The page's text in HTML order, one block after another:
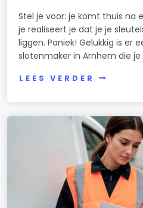
Stel je voor: je komt thuis na
je realiseert je dat je je
liggen. Paniek! Gelukkig is er
slotenmaker in Arnhem die
LEES VERDER